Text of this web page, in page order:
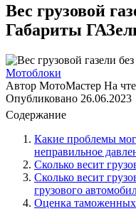
Вес грузовой
Габариты
Мотоблоки
Автор МотоМастер На
Опубликовано 26.06.2023
Содержание
Какие проблемы
неправильное
Сколько весит
Сколько весит
грузового
Оценка таможенных